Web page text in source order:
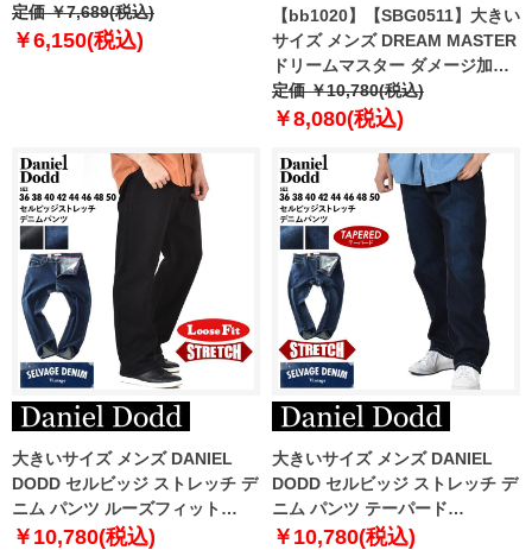
レッチ パンツ lr0834
定価 ￥7,689(税込)
￥6,150(税込)
【bb1020】【SBG0511】大きい
サイズ メンズ DREAM MASTER
ドリームマスター ダメージ加工
ストレッチ デニム パンツ スリム
フィット dm-d239001s
定価 ￥10,780(税込)
￥8,080(税込)
大きいサイズ メンズ DANIEL
DODD セルビッジ ストレッチ デ
ニム パンツ ルーズフィット
azd239002102l
￥10,780(税込)
大きいサイズ メンズ DANIEL
DODD セルビッジ ストレッチ デ
ニム パンツ テーパード
azd239001101t
￥10,780(税込)